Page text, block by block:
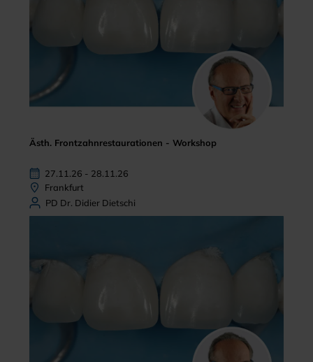
Ästh. Frontzahnrestaurationen - Workshop
27.11.26 - 28.11.26
Frankfurt
PD Dr. Didier Dietschi